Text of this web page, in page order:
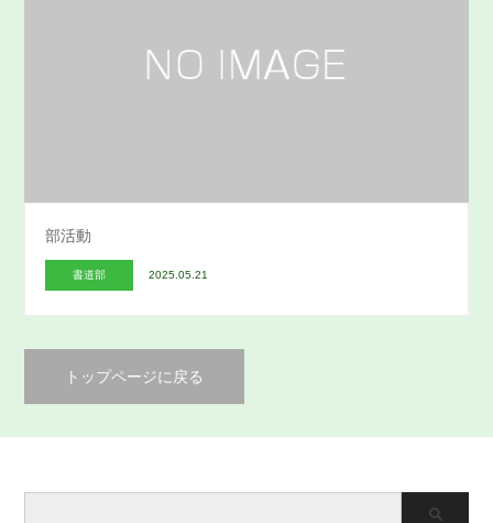
部活動
書道部 2025.05.21
トップページに戻る